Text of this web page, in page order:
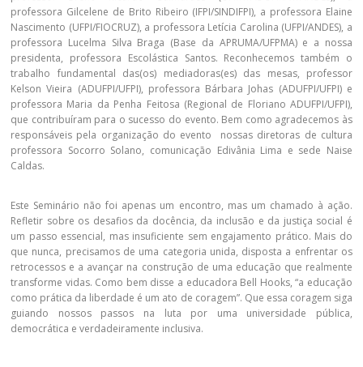
professora Gilcelene de Brito Ribeiro (IFPI/SINDIFPI), a professora Elaine
Nascimento (UFPI/FIOCRUZ), a professora Letícia Carolina (UFPI/ANDES), a
professora Lucelma Silva Braga (Base da APRUMA/UFPMA) e a nossa
presidenta, professora Escolástica Santos. Reconhecemos também o
trabalho fundamental das(os) mediadoras(es) das mesas, professor
Kelson Vieira (ADUFPI/UFPI), professora Bárbara Johas (ADUFPI/UFPI) e
professora Maria da Penha Feitosa (Regional de Floriano ADUFPI/UFPI),
que contribuíram para o sucesso do evento. Bem como agradecemos às
responsáveis pela organização do evento nossas diretoras de cultura
professora Socorro Solano, comunicação Edivânia Lima e sede Naise
Caldas.
Este Seminário não foi apenas um encontro, mas um chamado à ação.
Refletir sobre os desafios da docência, da inclusão e da justiça social é
um passo essencial, mas insuficiente sem engajamento prático. Mais do
que nunca, precisamos de uma categoria unida, disposta a enfrentar os
retrocessos e a avançar na construção de uma educação que realmente
transforme vidas. Como bem disse a educadora Bell Hooks, “a educação
como prática da liberdade é um ato de coragem”. Que essa coragem siga
guiando nossos passos na luta por uma universidade pública,
democrática e verdadeiramente inclusiva.